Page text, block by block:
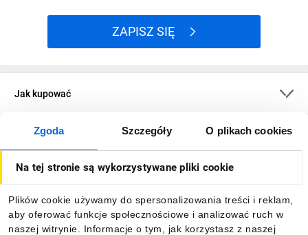
Zgoda Szczegóły O plikach cookies
Na tej stronie są wykorzystywane pliki cookie
Plików cookie używamy do spersonalizowania treści i reklam,
aby oferować funkcje społecznościowe i analizować ruch w
naszej witrynie. Informacje o tym, jak korzystasz z naszej
ZAPISZ SIĘ
Jak kupować
O firmie
Informacje